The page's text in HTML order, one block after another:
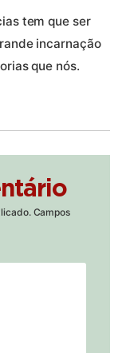
tem que ser
incarnação
que nós.
Campos